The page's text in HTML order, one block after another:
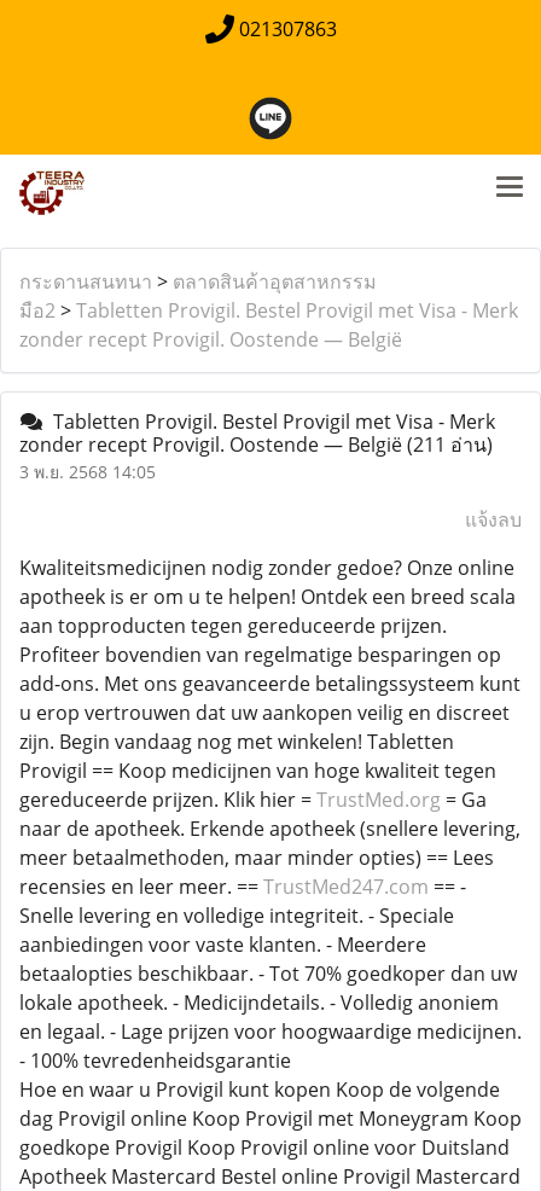
021307863
กระดานสนทนา > ตลาดสินค้าอุตสาหกรรม
มือ2>Tabletten Provigil. Bestel Provigil met Visa - Merk
zonder recept Provigil. Oostende — België
Tabletten Provigil. Bestel Provigil met Visa - Merk
zonder recept Provigil. Oostende — België(211 อ่าน)
3 พ.ย. 2568 14:05
แจ้งลบ
Kwaliteitsmedicijnen nodig zonder gedoe? Onze online
apotheek is er om u te helpen! Ontdek een breed scala
aan topproducten tegen gereduceerde prijzen.
Profiteer bovendien van regelmatige besparingen op
add-ons. Met ons geavanceerde betalingssysteem kunt
u erop vertrouwen dat uw aankopen veilig en discreet
zijn. Begin vandaag nog met winkelen! Tabletten
Provigil == Koop medicijnen van hoge kwaliteit tegen
gereduceerde prijzen. Klik hier =TrustMed.org = Ga
naar de apotheek. Erkende apotheek (snellere levering,
meer betaalmethoden, maar minder opties) == Lees
recensies en leer meer. ==TrustMed247.com == -
Snelle levering en volledige integriteit. - Speciale
aanbiedingen voor vaste klanten. - Meerdere
betaalopties beschikbaar. - Tot 70% goedkoper dan uw
lokale apotheek. - Medicijndetails. - Volledig anoniem
en legaal. - Lage prijzen voor hoogwaardige medicijnen.
- 100% tevredenheidsgarantie
Hoe en waar u Provigil kunt kopen Koop de volgende
dag Provigil online Koop Provigil met Moneygram Koop
goedkope Provigil Koop Provigil online voor Duitsland
Apotheek Mastercard Bestel online Provigil Mastercard